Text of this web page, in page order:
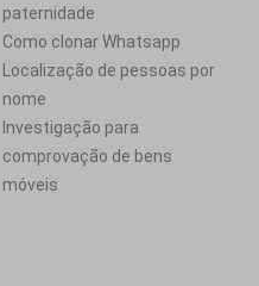
paternidade
Como clonar Whatsapp
Localização de pessoas por
nome
Investigação para
comprovação de bens
móveis